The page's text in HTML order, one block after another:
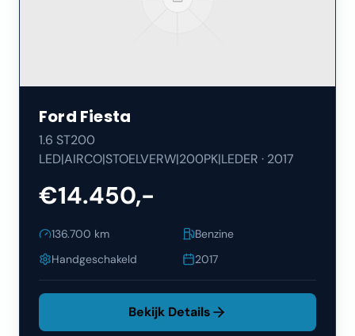
Ford Fiesta
1.6 ST200
LED|AIRCO|STOELVERW|200PK|LEDER · 2017
€14.450,-
136.700 km
Benzine
Handgeschakeld
2017
Bekijk Details